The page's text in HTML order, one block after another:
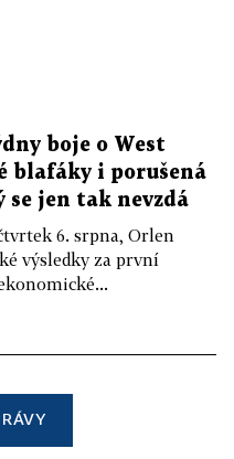
boje o West
blafáky i porušená
jen tak nevzdá
6. srpna, Orlen
výsledky za první